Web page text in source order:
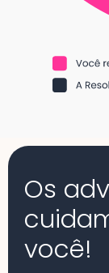
Os
você!